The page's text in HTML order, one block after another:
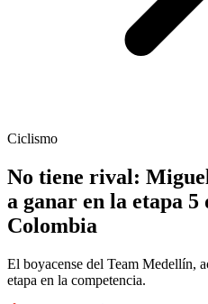
Ciclismo
No tiene rival:
a ganar en la etapa 5
Colombia
El boyacense del Team Medellín,
etapa en la competencia.